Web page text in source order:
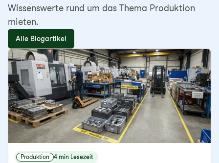
Wissenswerte rund um das Thema Produktion
mieten.
Alle Blogartikel
Produktion 4 min Lesezeit